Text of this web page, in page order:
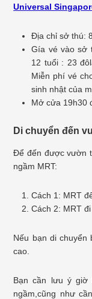
Universal
Địa chỉ sở thú:
Gía vé vào sở
12 tuổi : 23
Miễn phí vé
sinh nhật của
Mở cửa 19h30
Di chuyển đến
Để đến được vườn
ngầm MRT:
Cách 1: MRT
Cách 2: MRT
Nếu bạn di
cao.
Bạn cần lưu ý giờ
ngầm,cũng như